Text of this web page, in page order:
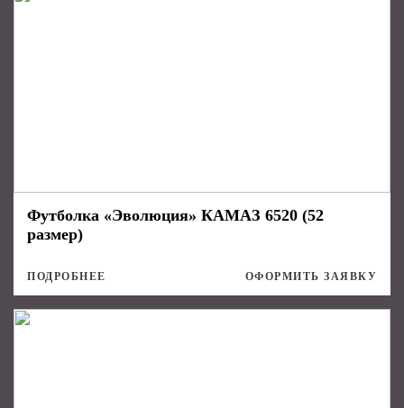
Футболка «Эволюция» КАМАЗ 6520 (52
размер)
ПОДРОБНЕЕ ОФОРМИТЬ ЗАЯВКУ